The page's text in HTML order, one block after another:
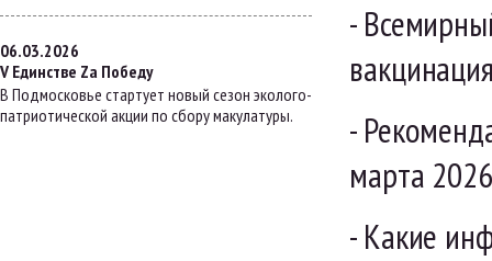
06.03.2026
V Единстве Za Победу
В Подмосковье стартует новый сезон эколого-
патриотической акции по сбору макулатуры.
-
-
марта
- Какие